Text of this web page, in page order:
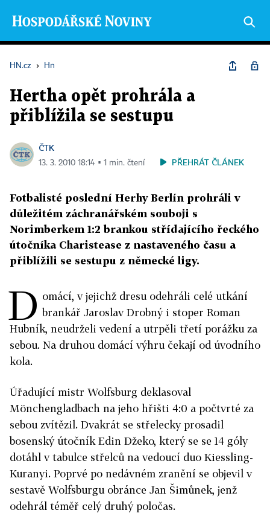
HN.cz › Hn
Hertha opět prohrála a
přiblížila se sestupu
ČTK
13. 3. 2010 18:14 ▪ 1 min. čtení PŘEHRÁT ČLÁNEK
Fotbalisté poslední Herhy Berlín prohráli v
důležitém záchranářském souboji s
Norimberkem 1:2 brankou střídajícího řeckého
útočníka Charistease z nastaveného času a
přiblížili se sestupu z německé ligy.
D omácí, v jejichž dresu odehráli celé utkání
brankář Jaroslav Drobný i stoper Roman
Hubník, neudrželi vedení a utrpěli třetí porážku za
sebou. Na druhou domácí výhru čekají od úvodního
kola.
Úřadující mistr Wolfsburg deklasoval
Mönchengladbach na jeho hřišti 4:0 a počtvrté za
sebou zvítězil. Dvakrát se střelecky prosadil
bosenský útočník Edin Džeko, který se se 14 góly
dotáhl v tabulce střelců na vedoucí duo Kiessling-
Kuranyi. Poprvé po nedávném zranění se objevil v
sestavě Wolfsburgu obránce Jan Šimůnek, jenž
odehrál téměř celý druhý poločas.